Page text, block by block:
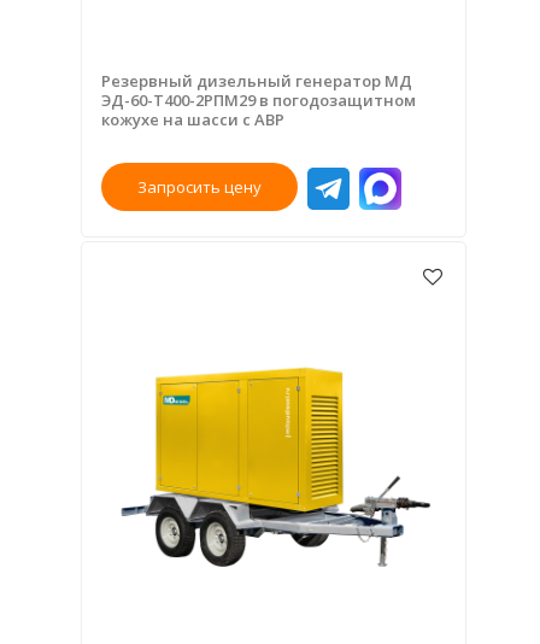
Резервный дизельный генератор МД
ЭД-60-Т400-2РПМ29 в погодозащитном
кожухе на шасси с АВР
Запросить цену